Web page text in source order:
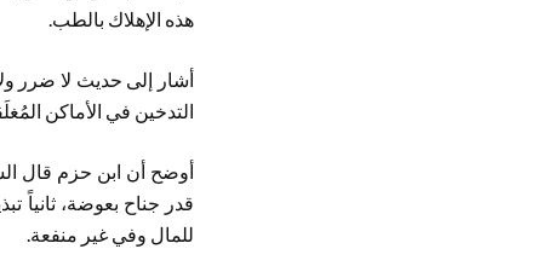
هذه الإهلاك بالطب.
أشار إلى حديث لا ضرر
التدخين في الأماكن
أوضح أن ابن حزم قال
قدر جناح بعوضة، ثانياً
للمال وفي غير منفعة.